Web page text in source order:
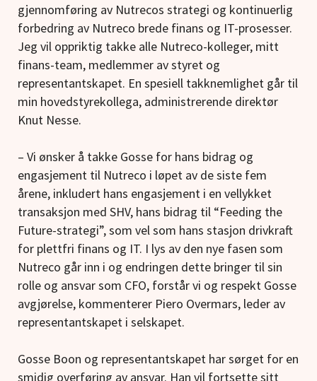
gjennomføring av Nutrecos strategi og kontinuerlig
forbedring av Nutreco brede finans og IT-prosesser.
Jeg vil oppriktig takke alle Nutreco-kolleger, mitt
finans-team, medlemmer av styret og
representantskapet. En spesiell takknemlighet går til
min hovedstyrekollega, administrerende direktør
Knut Nesse.
– Vi ønsker å takke Gosse for hans bidrag og
engasjement til Nutreco i løpet av de siste fem
årene, inkludert hans engasjement i en vellykket
transaksjon med SHV, hans bidrag til “Feeding the
Future-strategi”, som vel som hans stasjon drivkraft
for plettfri finans og IT. I lys av den nye fasen som
Nutreco går inn i og endringen dette bringer til sin
rolle og ansvar som CFO, forstår vi og respekt Gosse
avgjørelse, kommenterer Piero Overmars, leder av
representantskapet i selskapet.
Gosse Boon og representantskapet har sørget for en
smidig overføring av ansvar. Han vil fortsette sitt